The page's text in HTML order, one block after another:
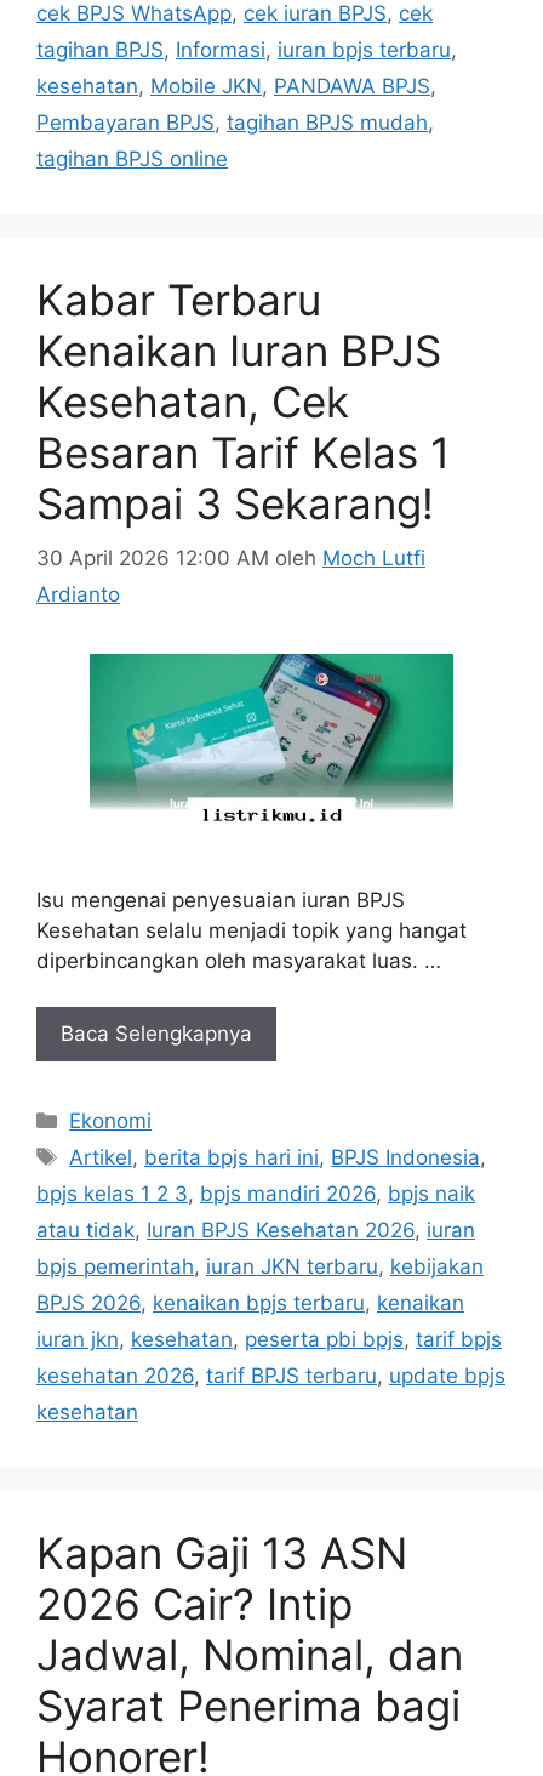
cek BPJS WhatsApp, cek iuran BPJS, cek
tagihan BPJS, Informasi, iuran bpjs terbaru,
kesehatan, Mobile JKN, PANDAWA BPJS,
Pembayaran BPJS, tagihan BPJS mudah,
tagihan BPJS online
Kabar Terbaru
Kenaikan Iuran BPJS
Kesehatan, Cek
Besaran Tarif Kelas 1
Sampai 3 Sekarang!
30 April 2026 12:00 AM oleh Moch Lutfi
Ardianto
Isu mengenai penyesuaian iuran BPJS
Kesehatan selalu menjadi topik yang hangat
diperbincangkan oleh masyarakat luas. …
Baca Selengkapnya
Kategori
Ekonomi
Tag
Artikel, berita bpjs hari ini, BPJS Indonesia,
bpjs kelas 1 2 3, bpjs mandiri 2026, bpjs naik
atau tidak, Iuran BPJS Kesehatan 2026, iuran
bpjs pemerintah, iuran JKN terbaru, kebijakan
BPJS 2026, kenaikan bpjs terbaru, kenaikan
iuran jkn, kesehatan, peserta pbi bpjs, tarif bpjs
kesehatan 2026, tarif BPJS terbaru, update bpjs
kesehatan
Kapan Gaji 13 ASN
2026 Cair? Intip
Jadwal, Nominal, dan
Syarat Penerima bagi
Honorer!